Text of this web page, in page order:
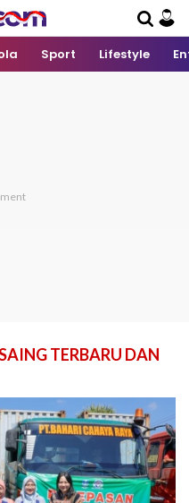
Sport Lifestyle
TERBARU DAN